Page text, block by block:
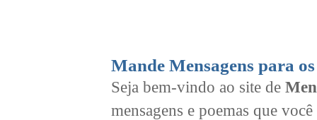
Mande Mensagens para
Seja bem-vindo ao site de
mensagens e poemas que